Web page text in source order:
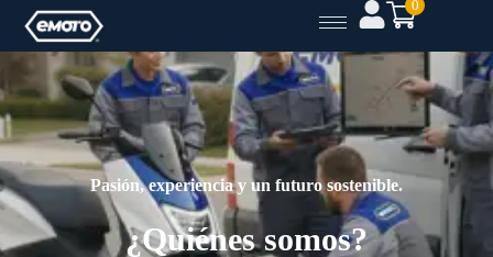
0
Pasión, experiencia y un futuro sostenible.
¿Quiénes somos?